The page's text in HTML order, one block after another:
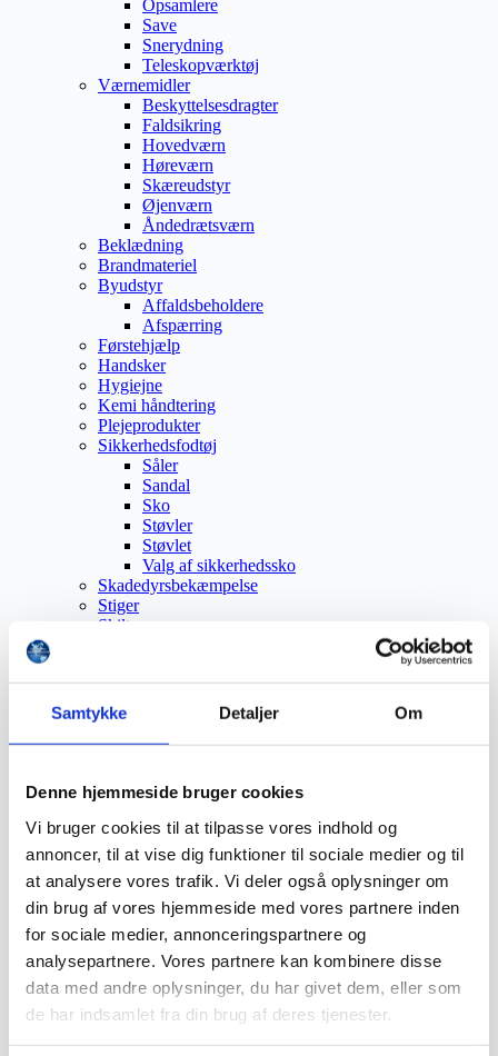
Samtykke Detaljer Om
Denne hjemmeside bruger cookies
Vi bruger cookies til at tilpasse vores indhold og
annoncer, til at vise dig funktioner til sociale medier og til
at analysere vores trafik. Vi deler også oplysninger om
din brug af vores hjemmeside med vores partnere inden
for sociale medier, annonceringspartnere og
analysepartnere. Vores partnere kan kombinere disse
data med andre oplysninger, du har givet dem, eller som
de har indsamlet fra din brug af deres tjenester.
Opsamlere
Save
Snerydning
Teleskopværktøj
Værnemidler
Beskyttelsesdragter
Faldsikring
Hovedværn
Høreværn
Skæreudstyr
Øjenværn
Åndedrætsværn
Beklædning
Brandmateriel
Byudstyr
Affaldsbeholdere
Afspærring
Førstehjælp
Handsker
Hygiejne
Kemi håndtering
Plejeprodukter
Sikkerhedsfodtøj
Såler
Sandal
Sko
Støvler
Støvlet
Valg af sikkerhedssko
Skadedyrsbekæmpelse
Stiger
Skilte
Cykeloprydning
Forbudsskilte
Henvisningsskilte
Hunde
Piktogrammer
Påbudsskilte
Standere, galger og beslag
Vejskilte
Sundhedsmiljø
Luftrenser
Ozonmaskiner
Trafiksikkerhed
Afspærring
Pullert
Trafikspejle
Vejbump
Vejmarkering
Vejmaling